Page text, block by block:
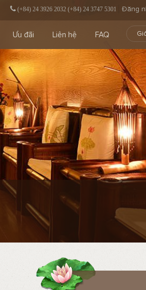
(+84) 24 3926 2032 (+84) 24 3747 5301 Đăng
Ưu đãi Liên hệ FAQ